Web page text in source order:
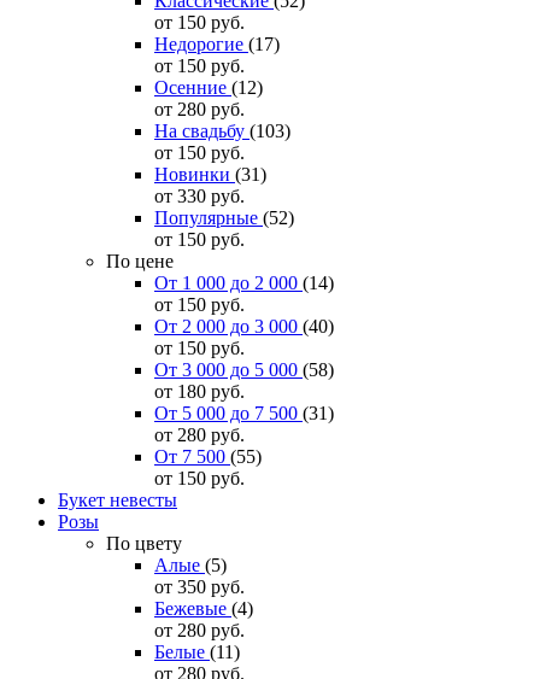
от 150 руб.
Недорогие (17)
от 150 руб.
Осенние (12)
от 280 руб.
На свадьбу (103)
от 150 руб.
Новинки (31)
от 330 руб.
Популярные (52)
от 150 руб.
По цене
От 1 000 до 2 000 (14)
от 150 руб.
От 2 000 до 3 000 (40)
от 150 руб.
От 3 000 до 5 000 (58)
от 180 руб.
От 5 000 до 7 500 (31)
от 280 руб.
От 7 500 (55)
от 150 руб.
Букет невесты
Розы
По цвету
Алые (5)
от 350 руб.
Бежевые (4)
от 280 руб.
Белые (11)
от 280 руб.